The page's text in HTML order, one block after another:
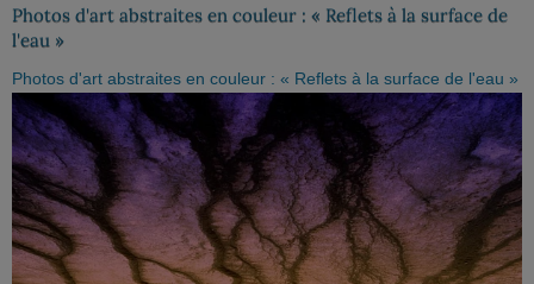
Photos d'art abstraites en couleur : « Reflets à la surface de
l'eau »
Photos d'art abstraites en couleur : « Reflets à la surface de l'eau »